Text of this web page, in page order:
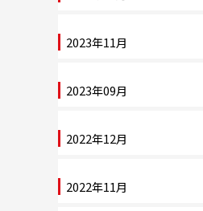
2023年11月
2023年09月
2022年12月
2022年11月